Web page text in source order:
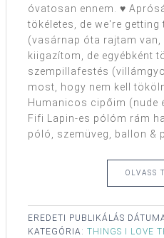
óvatosan ennem. ♥
tökéletes, de we're
(vasárnap óta rajtam van,
kiigazítom, de egyébként
szempillafestés
most, hogy nem kell
Humanicos cipőim (nude
Fifi Lapin-es pólóm rám
póló, szemüveg, ballon &
OLVASS
EREDETI PUBLIKÁLÁS
KATEGÓRIA: THINGS I LOVE